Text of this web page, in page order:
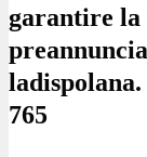
garantire la
ladispolana.
765